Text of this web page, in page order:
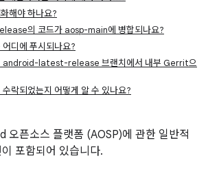
해야 하나요?
의 코드가 aosp-main에 병합되나요?
디에 푸시되나요?
android-latest-release 브랜치에서 내부 Gerrit으
락되었는지 어떻게 알 수 있나요?
오픈소스 플랫폼 (AOSP)에 관한 일반적
포함되어 있습니다.